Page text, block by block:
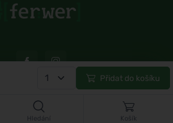
s.r.o. Všechna práva vyhrazena.
Přidat do košíku
Hledání Košík